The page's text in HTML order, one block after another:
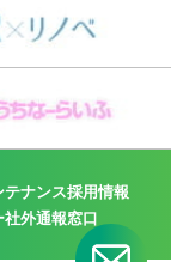
ナンス採用情報
社外通報窓口